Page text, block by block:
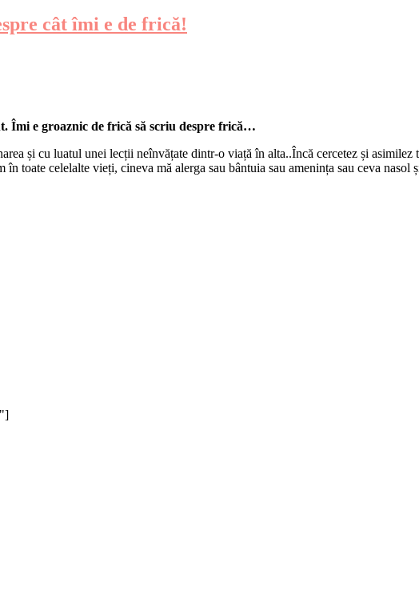
cât îmi e de frică!
Îmi e groaznic de frică să scriu despre frică…
și cu luatul unei lecții neînvățate dintr-o viață în alta..Încă cercetez și
toate celelalte vieți, cineva mă alerga sau bântuia sau amenința sau ceva